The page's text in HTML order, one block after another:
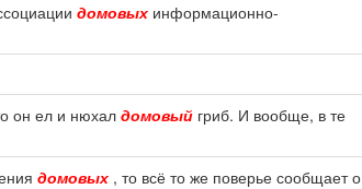
домовых информационно-
он ел и нюхал домовый гриб. И вообще, в те
домовых , то всё то же поверье сообщает о